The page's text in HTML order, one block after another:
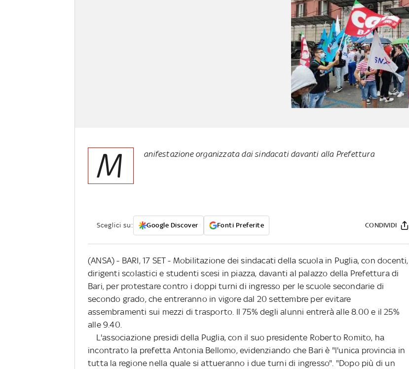
M anifestazione organizzata dai sindacati davanti alla Prefettura
Sceglici su: Google Discover Fonti Preferite CONDIVIDI
(ANSA) - BARI, 17 SET - Mobilitazione dei sindacati della scuola in Puglia, con docenti,
dirigenti scolastici e studenti scesi in piazza, davanti al palazzo della Prefettura di
Bari, per protestare contro i doppi turni di ingresso per le scuole secondarie di
secondo grado, che entreranno in vigore dal 20 settembre per evitare
assembramenti sui mezzi di trasporto. Il 75% degli alunni entrerà alle 8.00 e il 25%
alle 9.40.
L'associazione presidi della Puglia, con il suo presidente Roberto Romito, ha
incontrato la prefetta Antonia Bellomo, evidenziando che Bari è "l'unica provincia in
tutta la regione nella quale si attueranno i due turni di ingresso". "Dopo più di un